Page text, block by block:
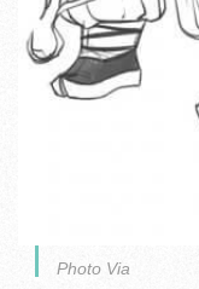
Photo Via